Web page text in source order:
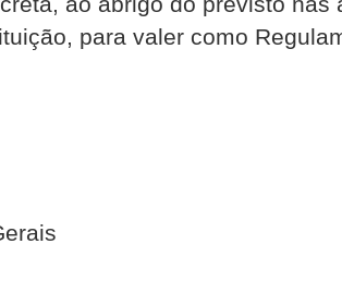
para valer como